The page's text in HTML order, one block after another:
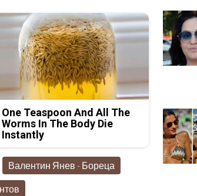
One Teaspoon And All The
Worms In The Body Die
Instantly
Валентин Янев - Бореца